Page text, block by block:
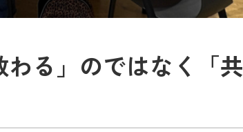
る」のではなく「共